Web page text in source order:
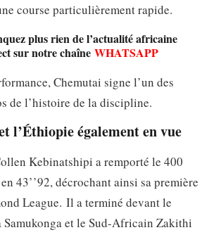
course particulièrement rapide.
plus rien de l’actualité africaine
sur notre chaîne WHATSAPP
Chemutai signe l’un des
de l’histoire de la discipline.
l’Éthiopie également en vue
Kebinatshipi a remporté le 400
43’’92, décrochant ainsi sa première
League. Il a terminé devant le
et le Sud-Africain Zakithi